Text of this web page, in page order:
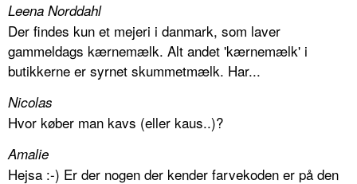
Leena Norddahl
Der findes kun et mejeri i danmark, som laver
gammeldags kærnemælk. Alt andet 'kærnemælk' i
butikkerne er syrnet skummetmælk. Har...
Nicolas
Hvor køber man kavs (eller kaus..)?
Amalie
Hejsa :-) Er der nogen der kender farvekoden er på den